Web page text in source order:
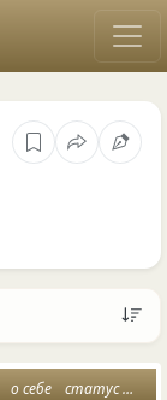
о себе статус